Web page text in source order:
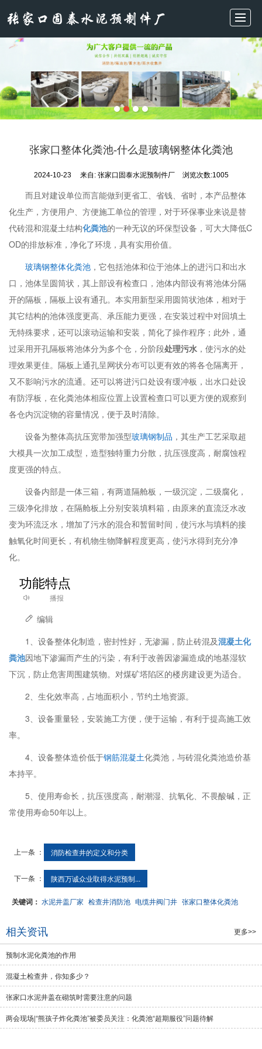
首页 新闻动态 关于我们 施工现场
张家口整体化粪池-什么是玻璃钢整体化粪池
2024-10-23 来自: 张家口固泰水泥预制件厂 浏览次数:1005
而且对建设单位而言能做到更省工、省钱、省时，本产品整体
化生产，方便用户、方便施工单位的管理，对于环保事业来说是替
代砖混和混凝土结构化粪池的一种无议的环保型设备，可大大降低C
OD的排放标准，净化了环境，具有实用价值。
玻璃钢整体化粪池，它包括池体和位于池体上的进污口和出水
口，池体呈圆筒状，其上部设有检查口，池体内部设有将池体分隔
开的隔板，隔板上设有通孔。本实用新型采用圆筒状池体，相对于
其它结构的池体强度更高、承压能力更强，在安装过程中对回填土
无特殊要求，还可以滚动运输和安装，简化了操作程序；此外，通
过采用开孔隔板将池体分为多个仓，分阶段处理污水，使污水的处
理效果更佳。隔板上通孔呈网状分布可以更有效的将各仓隔离开，
又不影响污水的流通。还可以将进污口处设有缓冲板，出水口处设
有防浮板，在化粪池体相应位置上设置检查口可以更方便的观察到
各仓内沉淀物的容量情况，便于及时清除。
设备为整体高抗压宽带加强型玻璃钢制品 ，其生产工艺采取超
大模具一次加工成型，造型独特重力分散，抗压强度高，耐腐蚀程
度更强的特点。
设备内部是一体三箱，有两道隔舱板，一级沉淀，二级腐化，
三级净化排放，在隔舱板上分别安装填料箱，由原来的直流泛水改
变为环流泛水，增加了污水的混合和暂留时间，使污水与填料的接
触氧化时间更长，有机物生物降解程度更高，使污水得到充分净
化。
功能特点
播报
编辑
1、设备整体化制造，密封性好，无渗漏，防止砖混及混凝土化
粪池因地下渗漏而产生的污染，有利于改善因渗漏造成的地基湿软
下沉，防止危害周围建筑物。对煤矿塔陷区的楼房建设更为适合。
2、生化效率高，占地面积小，节约土地资源。
3、设备重量轻，安装施工方便，便于运输，有利于提高施工效
率。
4、设备整体造价低于钢筋混凝土化粪池，与砖混化粪池造价基
本持平。
5、使用寿命长，抗压强度高，耐潮湿、抗氧化、不畏酸碱，正
常使用寿命50年以上。
上一条 ： ‌消防检查井的定义和分类‌
下一条 ： 陕西万诚众业取得水泥预制...
关键词： 水泥井盖厂家 检查井消防池 电缆井阀门井 张家口整体化粪池
相关资讯 更多>>
预制水泥化粪池的作用
混凝土检查井，你知多少？
张家口水泥井盖在砌筑时需要注意的问题
两会现场|“熊孩子炸化粪池”被委员关注：化粪池“超期服役”问题待解